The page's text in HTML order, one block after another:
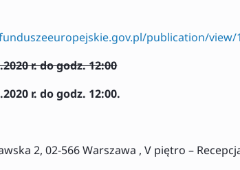
publication/view/
r. do godz. 12:00
r. do godz. 12:00.
2, 02-566 Warszawa , V piętro –